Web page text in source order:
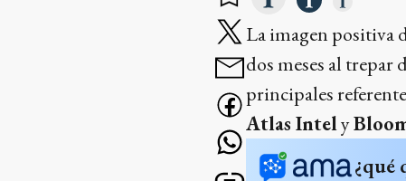
La imagen positiva
dos meses al trepar
principales
Atlas Intely
¿qué